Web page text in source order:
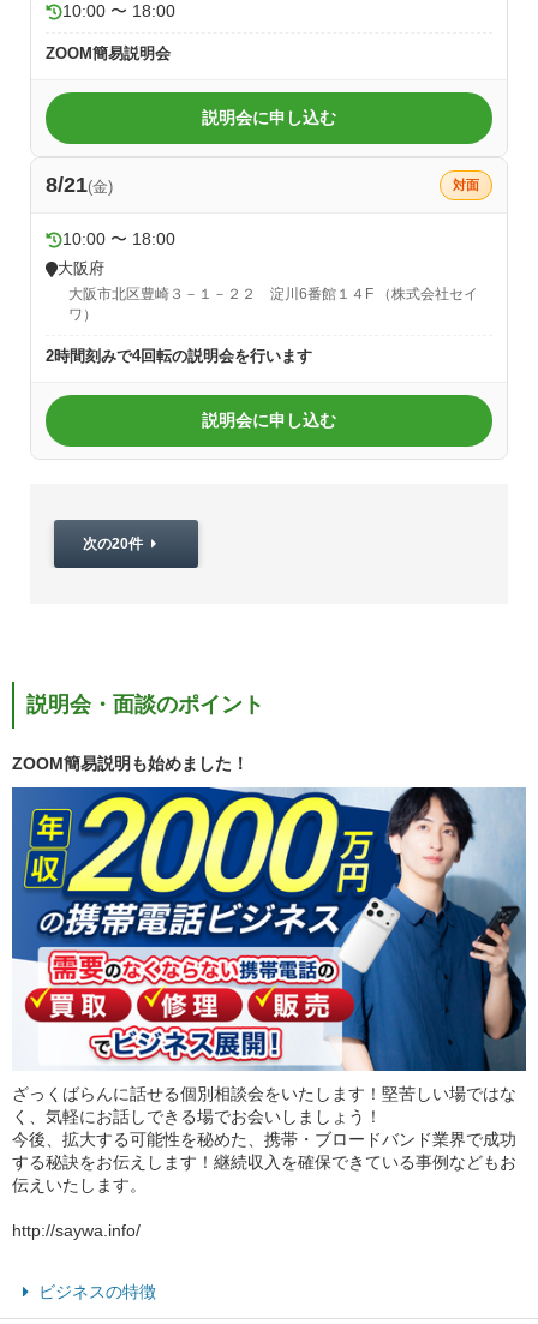
10:00 〜 18:00
ZOOM簡易説明会
説明会に申し込む
8/21(金) 対面
10:00 〜 18:00
大阪府
大阪市北区豊崎３－１－２２ 淀川6番館１４F （株式会社セイ
ワ）
2時間刻みで4回転の説明会を行います
説明会に申し込む
次の20件
説明会・面談のポイント
ZOOM簡易説明も始めました！
ざっくばらんに話せる個別相談会をいたします！堅苦しい場ではな
く、気軽にお話しできる場でお会いしましょう！
今後、拡大する可能性を秘めた、携帯・ブロードバンド業界で成功
する秘訣をお伝えします！継続収入を確保できている事例などもお
伝えいたします。
http://saywa.info/
ビジネスの特徴